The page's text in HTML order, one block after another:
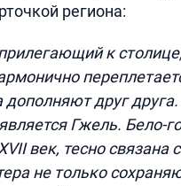
региона:
к
друг
Гжель. Бело-
век, тесно связана
не только